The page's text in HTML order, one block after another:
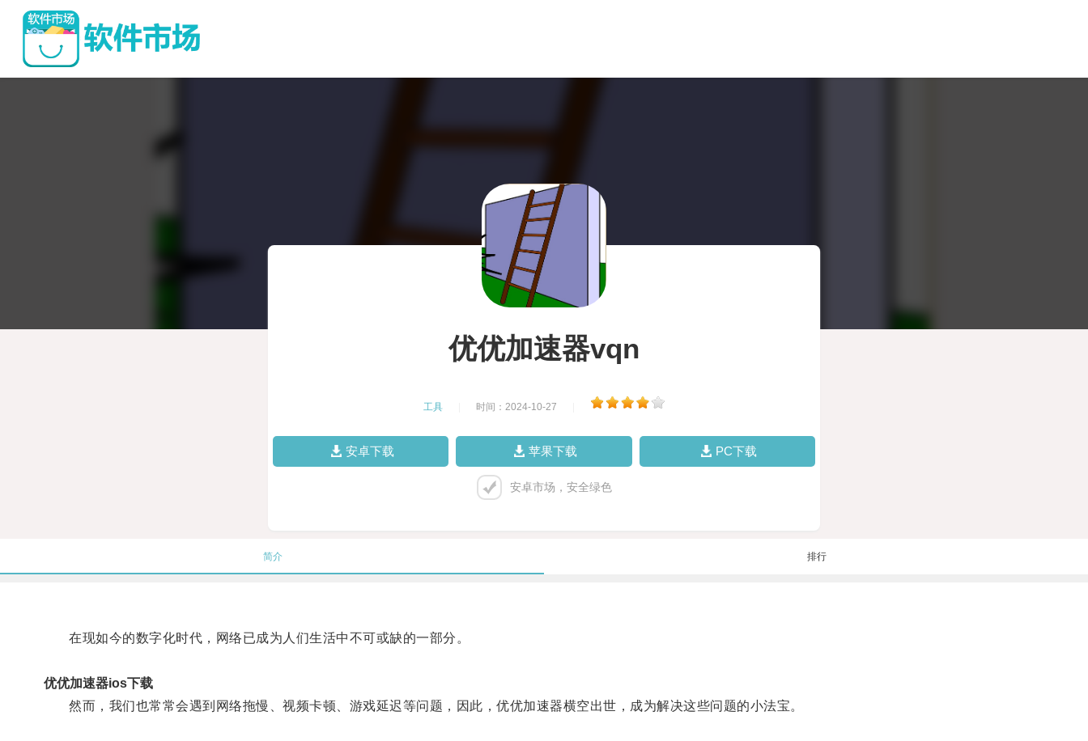
优优加速器vqn
工具 时间：2024-10-27
安卓下载 苹果下载 PC下载
安卓市场，安全绿色
简介 排行
在现如今的数字化时代，网络已成为人们生活中不可或缺的一部分。
优优加速器ios下载
然而，我们也常常会遇到网络拖慢、视频卡顿、游戏延迟等问题，因此，优优加速器横空出世，成为解决这些问题的小法宝。